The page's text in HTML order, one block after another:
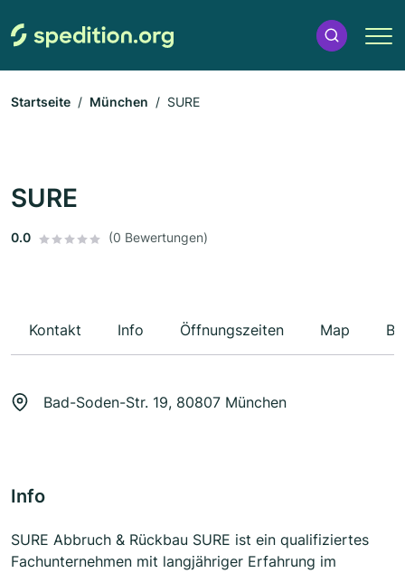
Startseite München SURE
SURE
0.0 (0 Bewertungen)
Kontakt Info Öffnungszeiten Map
Bad-Soden-Str. 19, 80807 München
Info
SURE Abbruch & Rückbau SURE ist ein qualifiziertes
Fachunternehmen mit langjähriger Erfahrung im